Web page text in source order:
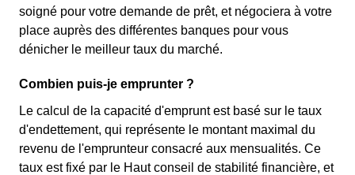
soigné pour votre demande de prêt, et négociera à votre
place auprès des différentes banques pour vous
dénicher le meilleur taux du marché.
Combien puis-je emprunter ?
Le calcul de la capacité d'emprunt est basé sur le taux
d'endettement, qui représente le montant maximal du
revenu de l'emprunteur consacré aux mensualités. Ce
taux est fixé par le Haut conseil de stabilité financière, et